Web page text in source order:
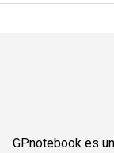
GPnotebook es